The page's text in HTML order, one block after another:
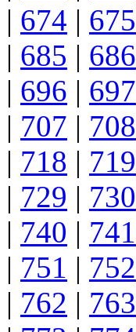
| 674 | 675
| 685 | 686
| 696 | 697
| 707 | 708
| 718 | 719
| 729 | 730
| 740 | 741
| 751 | 752
| 762 | 763